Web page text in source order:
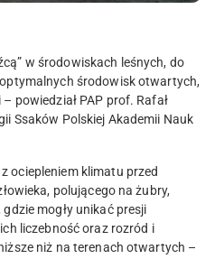
w środowiskach leśnych, do
środowisk otwartych,
powiedział PAP prof. Rafał
Ssaków Polskiej Akademii Nauk
ociepleniem klimatu przed
polującego na żubry,
mogły unikać presji
liczebność oraz rozród i
niż na terenach otwartych –